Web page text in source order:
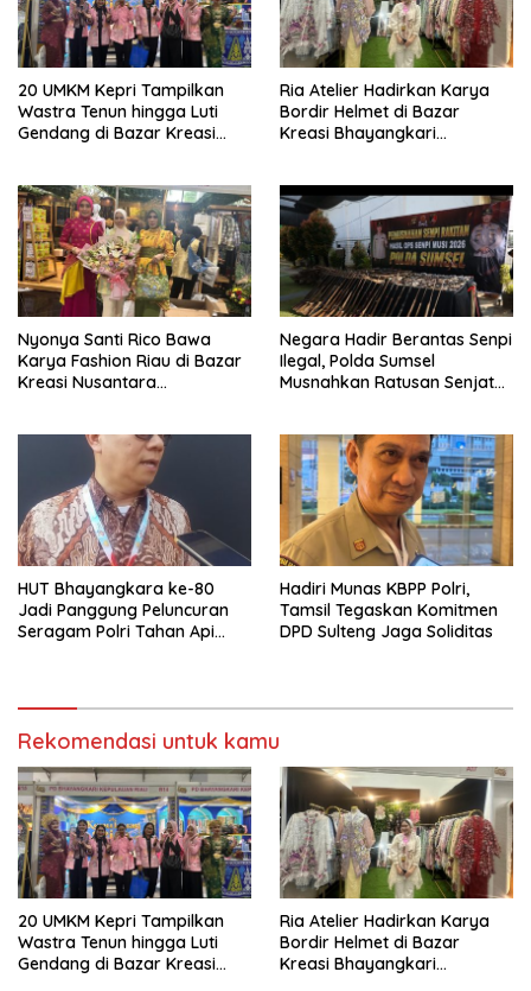
20 UMKM Kepri Tampilkan
Wastra Tenun hingga Luti
Gendang di Bazar Kreasi
Ria Atelier Hadirkan Karya
Bordir Helmet di Bazar
Kreasi Bhayangkari
Nyonya Santi Rico Bawa
Karya Fashion Riau di Bazar
Kreasi Nusantara
Negara Hadir Berantas Senpi
Ilegal, Polda Sumsel
Musnahkan Ratusan Senjata
HUT Bhayangkara ke-80
Jadi Panggung Peluncuran
Seragam Polri Tahan Api
Hadiri Munas KBPP Polri,
Tamsil Tegaskan Komitmen
DPD Sulteng Jaga Soliditas
Rekomendasi untuk kamu
20 UMKM Kepri Tampilkan
Wastra Tenun hingga Luti
Gendang di Bazar Kreasi
Ria Atelier Hadirkan Karya
Bordir Helmet di Bazar
Kreasi Bhayangkari